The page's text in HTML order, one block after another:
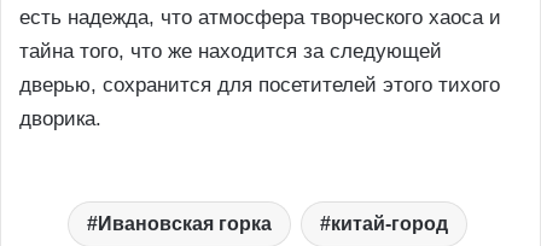
есть надежда, что атмосфера творческого хаоса и
тайна того, что же находится за следующей
дверью, сохранится для посетителей этого тихого
дворика.
Ивановская горка китай-город